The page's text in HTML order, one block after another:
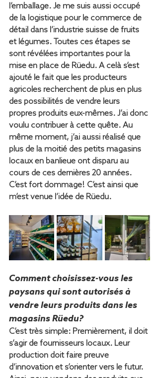
l’emballage. Je me suis aussi occupé
de la logistique pour le commerce de
détail dans l’industrie suisse de fruits
et légumes. Toutes ces étapes se
sont révélées importantes pour la
mise en place de Rüedu. A celà s’est
ajouté le fait que les producteurs
agricoles recherchent de plus en plus
des possibilités de vendre leurs
propres produits eux-mêmes. J’ai donc
voulu contribuer à cette quête. Au
même moment, j’ai aussi réalisé que
plus de la moitié des petits magasins
locaux en banlieue ont disparu au
cours de ces dernières 20 années.
C’est fort dommage! C’est ainsi que
m’est venue l’idée de Rüedu.
Comment choisissez-vous les
paysans qui sont autorisés à
vendre leurs produits dans les
magasins Rüedu?
C’est très simple: Premièrement, il doit
s’agir de fournisseurs locaux. Leur
production doit faire preuve
d’innovation et s’orienter vers le futur.